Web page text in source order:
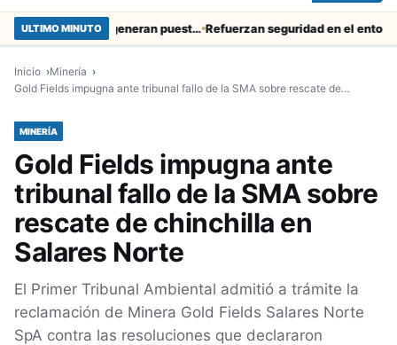
ULTIMO MINUTO Obras de Aguas del Altiplano en Arica generan puestos de trabajo Refuerzan seguridad en el entorno
Inicio
Minería
Gold Fields impugna ante tribunal fallo de la SMA sobre rescate de…
MINERÍA
Gold Fields impugna ante
tribunal fallo de la SMA sobre
rescate de chinchilla en
Salares Norte
El Primer Tribunal Ambiental admitió a trámite la
reclamación de Minera Gold Fields Salares Norte
SpA contra las resoluciones que declararon